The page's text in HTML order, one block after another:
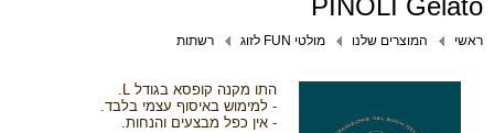
PINOLI Gelato
ראשי המוצרים שלנו מולטי FUN לזוג רשתות
התו מקנה קופסא בגודל L.
- למימוש באיסוף עצמי בלבד.
- אין כפל מבצעים והנחות.